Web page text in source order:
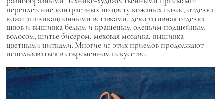
переплетение контрастных по цвету кожаных полос, отделка
кожи аппликационными вставками, декоративная отделка
швов и вышивка белым и крашеным оленьим подшейным
волосом, шитье бисером, меховая мозаика, вышивка
цветными нитками. Многие из этих приемов продолжают
использоваться в современном искусстве.